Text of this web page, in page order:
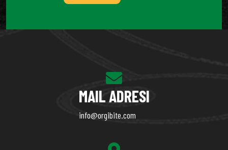
MAIL ADRESI
info@orgibite.com